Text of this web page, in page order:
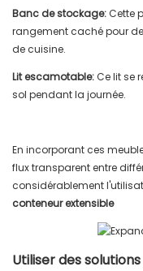
Banc de stockage:Cette
rangement caché pour
de cuisine.
Lit escamotable:Ce lit se
sol pendant la journée.
En incorporant ces
flux transparent entre
considérablement
conteneur extensible
Utiliser des